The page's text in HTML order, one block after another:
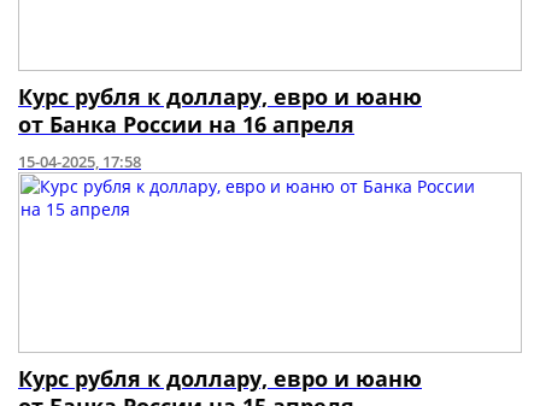
Курс рубля к доллару, евро и юаню
от Банка России на 16 апреля
15-04-2025, 17:58
Курс рубля к доллару, евро и юаню